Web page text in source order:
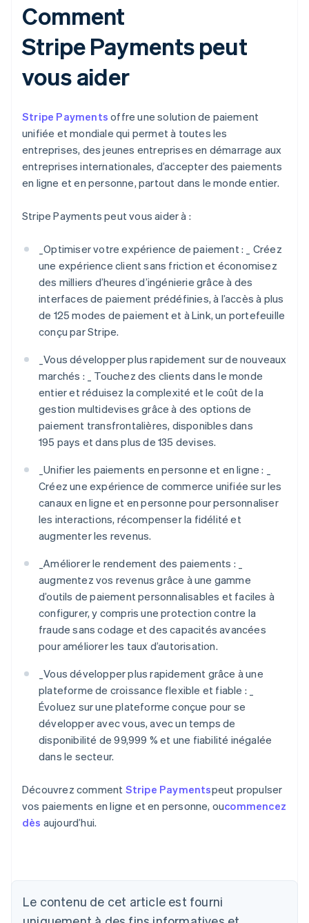
Comment
Stripe Payments peut
vous aider
Stripe Payments offre une solution de paiement
unifiée et mondiale qui permet à toutes les
entreprises, des jeunes entreprises en démarrage aux
entreprises internationales, d’accepter des paiements
en ligne et en personne, partout dans le monde entier.
Stripe Payments peut vous aider à :
_Optimiser votre expérience de paiement : _
Créez
une expérience client sans friction et économisez
des milliers d’heures d’ingénierie grâce à des
interfaces de paiement prédéfinies, à l’accès à plus
de 125 modes de paiement et à Link, un portefeuille
conçu par Stripe.
_Vous développer plus rapidement sur de nouveaux
marchés : _
Touchez des clients dans le monde
entier et réduisez la complexité et le coût de la
gestion multidevises grâce à des options de
paiement transfrontalières, disponibles dans
195 pays et dans plus de 135 devises.
_Unifier les paiements en personne et en ligne : _
Créez une expérience de commerce unifiée sur les
canaux en ligne et en personne pour personnaliser
les interactions, récompenser la fidélité et
augmenter les revenus.
_Améliorer le rendement des paiements : _
augmentez vos revenus grâce à une gamme
d’outils de paiement personnalisables et faciles à
configurer, y compris une protection contre la
fraude sans codage et des capacités avancées
pour améliorer les taux d’autorisation.
_Vous développer plus rapidement grâce à une
plateforme de croissance flexible et fiable : _
Évoluez sur une plateforme conçue pour se
développer avec vous, avec un temps de
disponibilité de 99,999 % et une fiabilité inégalée
dans le secteur.
Découvrez comment Stripe Paymentspeut propulser
vos paiements en ligne et en personne, oucommencez
dès aujourd’hui.
Le contenu de cet article est fourni
DeutschEnglish
Australie